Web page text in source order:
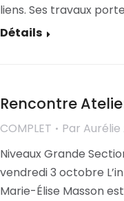
liens. Ses travaux
Détails
Rencontre
COMPLET Par Aurélie
Niveaux Grande
vendredi 3 octobre
Marie-Élise Masson